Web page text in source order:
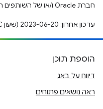
חברת Oracle ו/או של השותפים העצמאיים שלה.
עדכון אחרון: 2023-06-20 (שעון UTC).
הוספת תוכן
דיווח על באג
ראה נושאים פתוחים